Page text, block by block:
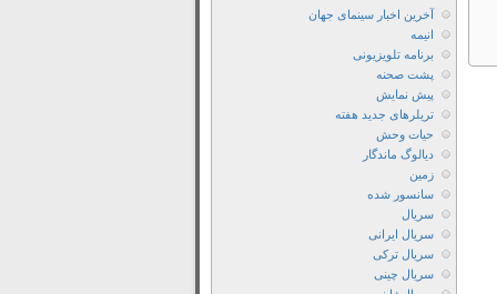
The
Standard
2020
دانلود
رايگان
فيلم
The
Standard
2020
دانلود
زیرنویس
آخرین اخبار سینمای جهان
انیمه
برنامه تلویزیونی
پشت صحنه
پیش نمایش
تریلرهای جدید هفته
حیات وحش
دیالوگ ماندگار
زمین
سانسور شده
سریال
سریال ایرانی
سریال ترکی
سریال چینی